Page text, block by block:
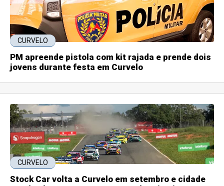
CURVELO
PM apreende pistola com kit rajada e prende dois
jovens durante festa em Curvelo
CURVELO
Stock Car volta a Curvelo em setembro e cidade